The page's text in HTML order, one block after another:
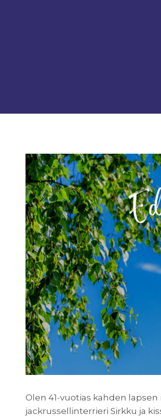
Olen 41-vuotias kahden
jackrussellinterrieri Sirkku ja